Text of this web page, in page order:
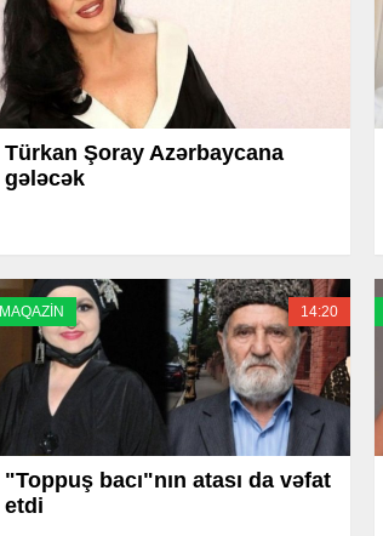
Türkan Şoray Azərbaycana
gələcək
MAQAZİN 14:20
"Toppuş bacı"nın atası da vəfat
etdi